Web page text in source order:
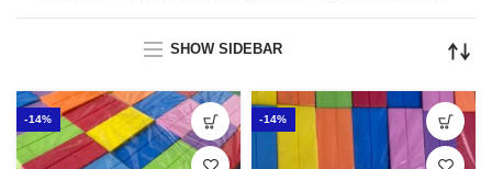
SHOW SIDEBAR
-14% -14%